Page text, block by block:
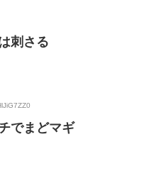
刺さる
でまどマギ